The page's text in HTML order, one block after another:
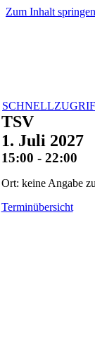
Zum Inhalt springen
TSV
1. Juli 2027
15:00 - 22:00
Ort: keine Angabe
Terminübersicht